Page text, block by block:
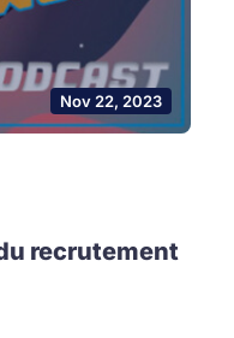
Nov 22, 2023
recrutement